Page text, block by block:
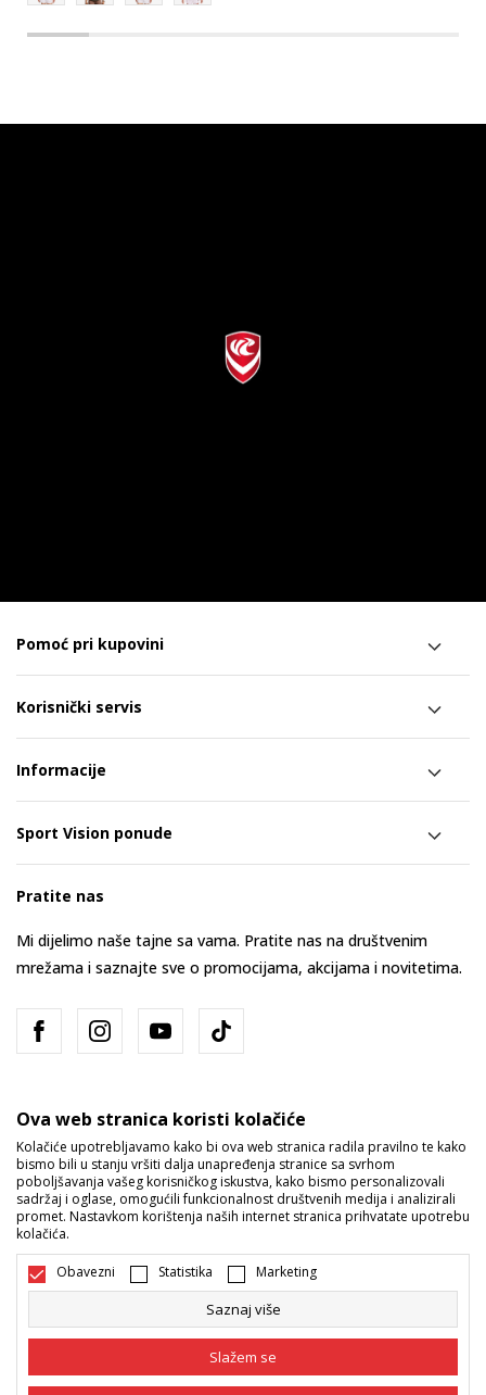
Pomoć pri kupovini
Korisnički servis
Informacije
Sport Vision ponude
Pratite nas
Mi dijelimo naše tajne sa vama. Pratite nas na društvenim
mrežama i saznajte sve o promocijama, akcijama i novitetima.
Bosna i Hercegovina Promijenite
Nastojimo da budemo što precizniji u opisu proizvoda, prikazu slika i
i bez grešaka. Svi artikli prikazani na sajtu su dio naše ponude i ne
podrazumijeva da su dostupni u svakom trenutku. Raspoloživost robe
Ova web stranica koristi kolačiće
Kolačiće upotrebljavamo kako bi ova web stranica radila pravilno te kako
bismo bili u stanju vršiti dalja unapređenja stranice sa svrhom
poboljšavanja vašeg korisničkog iskustva, kako bismo personalizovali
sadržaj i oglase, omogućili funkcionalnost društvenih medija i analizirali
promet. Nastavkom korištenja naših internet stranica prihvatate upotrebu
kolačića.
Obavezni Statistika Marketing
Saznaj više
Slažem se